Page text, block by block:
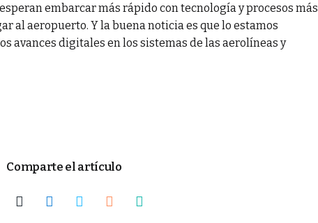
embarcar más rápido con tecnología y procesos más
al aeropuerto. Y la buena noticia es que lo estamos
avances digitales en los sistemas de las aerolíneas y
Comparte el artículo